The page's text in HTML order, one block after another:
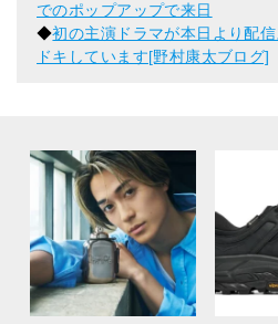
でのポップアップで来日
◆初の主演ドラマが本日より配
ドキしています[野村康太ブログ]